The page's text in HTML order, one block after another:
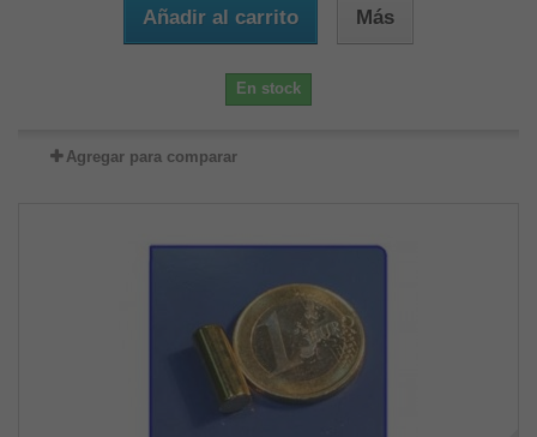
Añadir al carrito Más
En stock
Agregar para comparar